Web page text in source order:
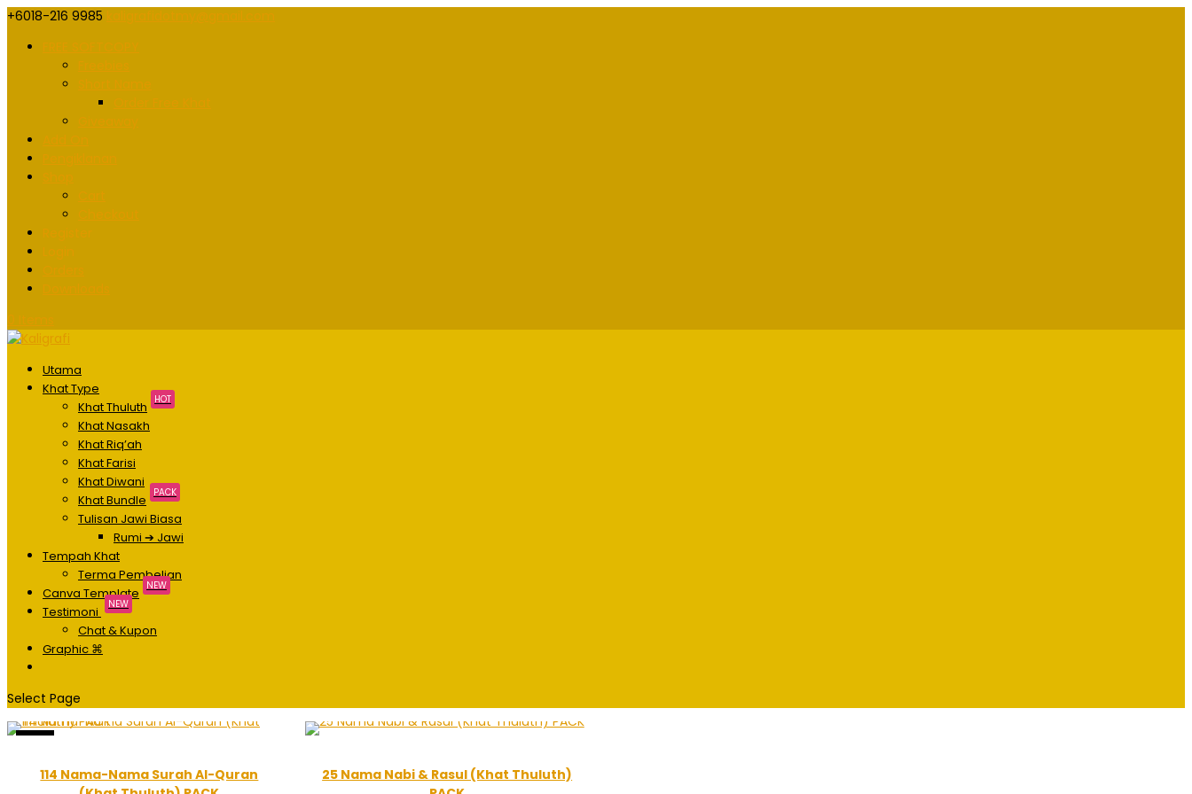
+6018-216 9985
Utama
Khat Type
Khat Thuluth HOT
Khat Nasakh
Khat Riq’ah
Khat Farisi
Khat Diwani
Khat Bundle PACK
Tulisan Jawi Biasa
Rumi ➔ Jawi
Tempah Khat
Terma Pembelian
Canva Template NEW
Testimoni NEW
Chat & Kupon
Graphic ⌘
Select Page
114 Nama-Nama Surah Al-Quran
25 Nama Nabi & Rasul (Khat Thuluth)